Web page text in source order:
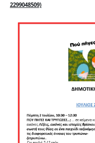
2299048509)